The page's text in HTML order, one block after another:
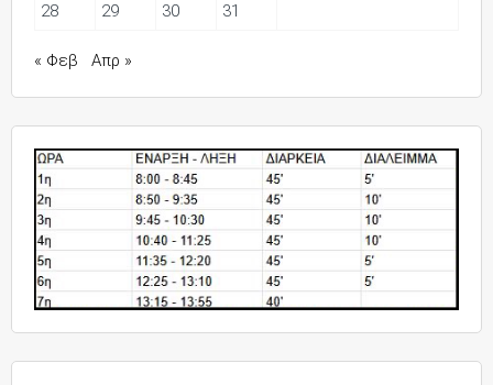
28
29 30 31
« Φεβ Απρ »